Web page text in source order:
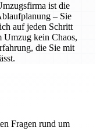
ist die
– Sie
auf jeden Schritt
Umzug kein Chaos,
die Sie mit
Fragen rund um